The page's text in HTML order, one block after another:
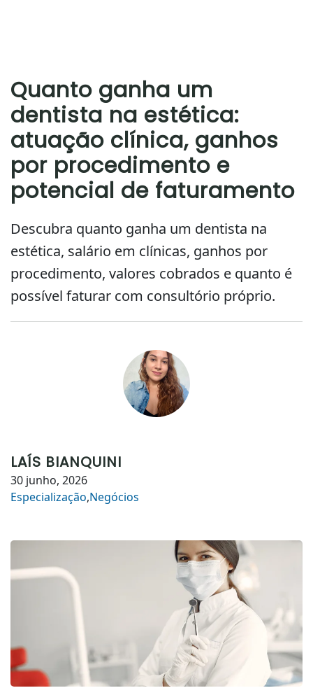
Quanto ganha um
dentista na estética:
atuação clínica, ganhos
por procedimento e
potencial de faturamento
Descubra quanto ganha um dentista na
estética, salário em clínicas, ganhos por
procedimento, valores cobrados e quanto é
possível faturar com consultório próprio.
LAÍS BIANQUINI
30 junho, 2026
Especialização,Negócios